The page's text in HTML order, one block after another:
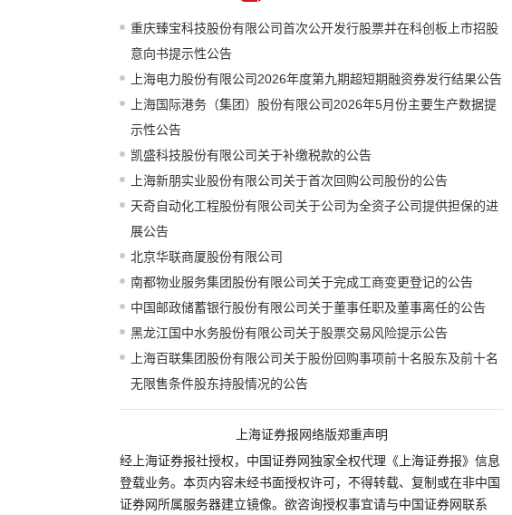
重庆臻宝科技股份有限公司首次公开发行股票并在科创板上市招股
意向书提示性公告
上海电力股份有限公司2026年度第九期超短期融资券发行结果公告
上海国际港务（集团）股份有限公司2026年5月份主要生产数据提
示性公告
凯盛科技股份有限公司关于补缴税款的公告
上海新朋实业股份有限公司关于首次回购公司股份的公告
天奇自动化工程股份有限公司关于公司为全资子公司提供担保的进
展公告
北京华联商厦股份有限公司
南都物业服务集团股份有限公司关于完成工商变更登记的公告
中国邮政储蓄银行股份有限公司关于董事任职及董事离任的公告
黑龙江国中水务股份有限公司关于股票交易风险提示公告
上海百联集团股份有限公司关于股份回购事项前十名股东及前十名
无限售条件股东持股情况的公告
上海证券报网络版郑重声明
经上海证券报社授权，中国证券网独家全权代理《上海证券报》信息
登载业务。本页内容未经书面授权许可，不得转载、复制或在非中国
证券网所属服务器建立镜像。欲咨询授权事宜请与中国证券网联系